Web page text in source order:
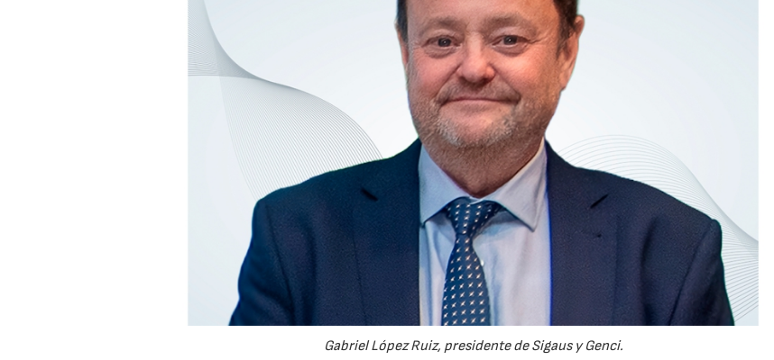
Gabriel López Ruiz, presidente de Sigaus y Genci.